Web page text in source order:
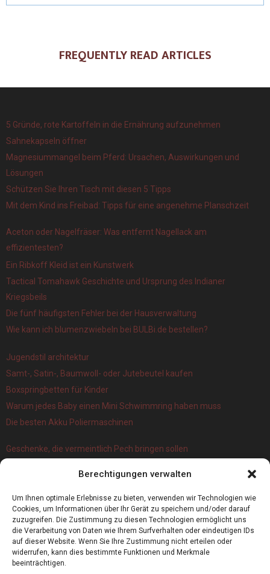
Berechtigungen verwalten
Um Ihnen optimale Erlebnisse zu bieten, verwenden wir Technologien wie
Cookies, um Informationen über Ihr Gerät zu speichern und/oder darauf
zuzugreifen. Die Zustimmung zu diesen Technologien ermöglicht uns
die Verarbeitung von Daten wie Ihrem Surfverhalten oder eindeutigen IDs
auf dieser Website. Wenn Sie Ihre Zustimmung nicht erteilen oder
widerrufen, kann dies bestimmte Funktionen und Merkmale
beeinträchtigen.
FREQUENTLY READ ARTICLES
5 Gründe, rote Kartoffeln in die Ernährung aufzunehmen
Sahnekapseln öffner
Magnesiummangel beim Pferd: Ursachen, Auswirkungen und
Lösungen
Schützen Sie Ihren Tisch mit diesen 5 Tipps
Mit dem Kind ins Freibad: Tipps für eine angenehme Planschzeit
Aceton oder Nagelfräser: Was entfernt Nagellack am
effizientesten?
Ein Ribkoff Kleid ist ein Kunstwerk
Tactical Tomahawk Geschichte und Ursprung des Indianer
Kriegsbeils
Die fünf häufigsten Fehler bei der Hausverwaltung
Wie kann ich blumenzwiebeln bei BULBi.de bestellen?
Jugendstil architektur
Samt-, Satin-, Baumwoll- oder Jutebeutel kaufen
Boxspringbetten für Kinder
Warum jedes Baby einen Mini Schwimmring haben muss
Die besten Akku Poliermaschinen
Geschenke, die vermeintlich Pech bringen sollen
Die 5 Wichtigsten Vorteile Eines Infrarot Dörrautomat
Alles, was Sie über Kork wissen müssen